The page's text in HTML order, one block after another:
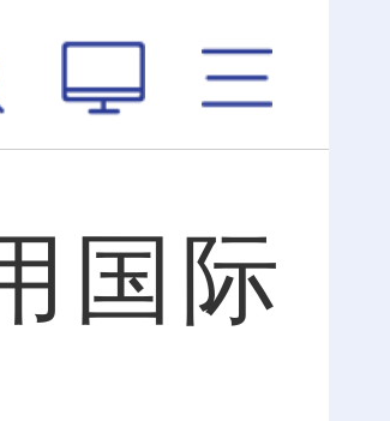
国际